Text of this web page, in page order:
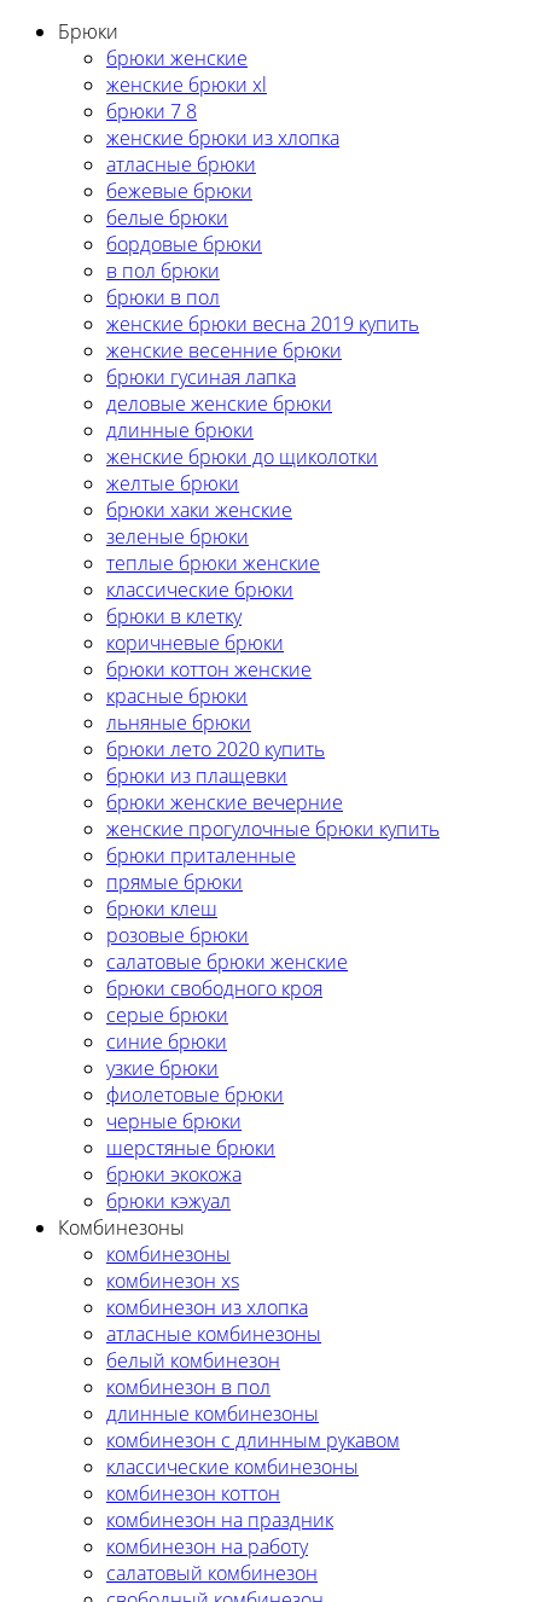
Брюки
брюки женские
женские брюки xl
брюки 7 8
женские брюки из хлопка
атласные брюки
бежевые брюки
белые брюки
бордовые брюки
в пол брюки
брюки в пол
женские брюки весна 2019 купить
женские весенние брюки
брюки гусиная лапка
деловые женские брюки
длинные брюки
женские брюки до щиколотки
желтые брюки
брюки хаки женские
зеленые брюки
теплые брюки женские
классические брюки
брюки в клетку
коричневые брюки
брюки коттон женские
красные брюки
льняные брюки
брюки лето 2020 купить
брюки из плащевки
брюки женские вечерние
женские прогулочные брюки купить
брюки приталенные
прямые брюки
брюки клеш
розовые брюки
салатовые брюки женские
брюки свободного кроя
серые брюки
синие брюки
узкие брюки
фиолетовые брюки
черные брюки
шерстяные брюки
брюки экокожа
брюки кэжуал
Комбинезоны
комбинезоны
комбинезон xs
комбинезон из хлопка
атласные комбинезоны
белый комбинезон
комбинезон в пол
длинные комбинезоны
комбинезон с длинным рукавом
классические комбинезоны
комбинезон коттон
комбинезон на праздник
комбинезон на работу
салатовый комбинезон